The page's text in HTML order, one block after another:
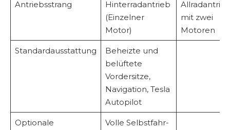
Antriebsstrang
Hinterradantrieb
(Einzelner
Motor)
mit zwei
Motoren
Standardausstattung
Beheizte und
belüftete
Vordersitze,
Navigation, Tesla
Autopilot
Optionale
Volle Selbstfahr-